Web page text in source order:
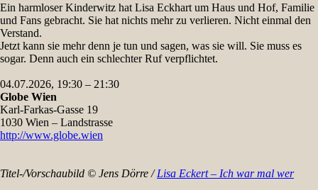
Ein harmloser Kinderwitz hat Lisa Eckhart um Haus und Hof, Familie
und Fans gebracht. Sie hat nichts mehr zu verlieren. Nicht einmal den
Verstand.
Jetzt kann sie mehr denn je tun und sagen, was sie will. Sie muss es
sogar. Denn auch ein schlechter Ruf verpflichtet.
04.07.2026, 19:30 – 21:30
Globe Wien
Karl-Farkas-Gasse 19
1030 Wien – Landstrasse
http://www.globe.wien
Titel-/Vorschaubild © Jens Dörre /Lisa Eckert – Ich war mal wer